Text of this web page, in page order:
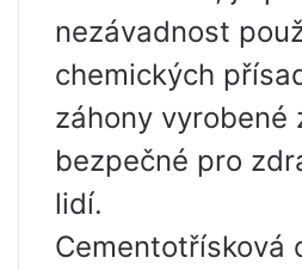
nezávadnost
chemických
záhony vyrobené
bezpečné pro
lidí.
Cementotřísková